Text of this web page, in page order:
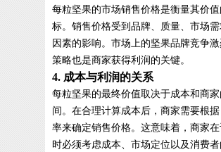
每粒坚果的市场销售价格是衡量其价
标。销售价格受到品牌、质量、市场
因素的影响。市场上的坚果品牌竞争
策略也是商家获得利润的关键。
4. 成本与利润的关系
每粒坚果的最终价值取决于成本和商
间。在合理计算成本后，商家需要根据
率来确定销售价格。这意味着，商家
时必须考虑成本、市场定位以及消费